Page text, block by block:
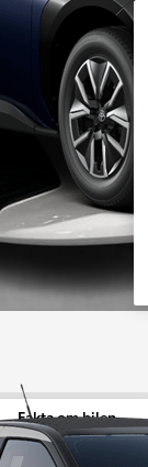
Fakta om bilen